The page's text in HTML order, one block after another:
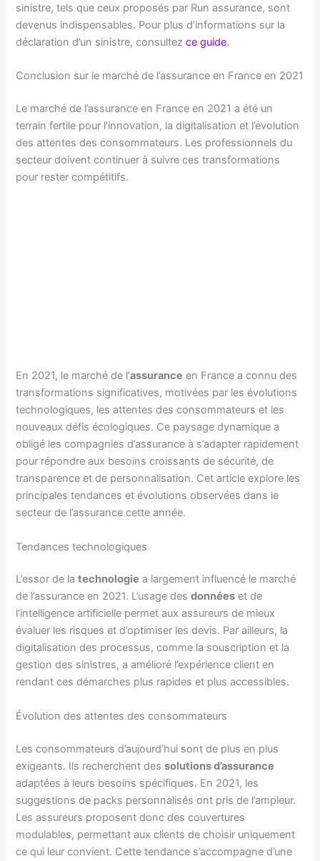
sinistre, tels que ceux proposés par Run assurance, sont
devenus indispensables. Pour plus d’informations sur la
déclaration d’un sinistre, consultezce guide.
Conclusion sur le marché de l’assurance en France en 2021
Le marché de l’assurance en France en 2021 a été un
terrain fertile pour l’innovation, la digitalisation et l’évolution
des attentes des consommateurs. Les professionnels du
secteur doivent continuer à suivre ces transformations
pour rester compétitifs.
En 2021, le marché de l’assurance en France a connu des
transformations significatives, motivées par les évolutions
technologiques, les attentes des consommateurs et les
nouveaux défis écologiques. Ce paysage dynamique a
obligé les compagnies d’assurance à s’adapter rapidement
pour répondre aux besoins croissants de sécurité, de
transparence et de personnalisation. Cet article explore les
principales tendances et évolutions observées dans le
secteur de l’assurance cette année.
Tendances technologiques
L’essor de latechnologie a largement influencé le marché
de l’assurance en 2021. L’usage desdonnées et de
l’intelligence artificielle permet aux assureurs de mieux
évaluer les risques et d’optimiser les devis. Par ailleurs, la
digitalisation des processus, comme la souscription et la
gestion des sinistres, a amélioré l’expérience client en
rendant ces démarches plus rapides et plus accessibles.
Évolution des attentes des consommateurs
Les consommateurs d’aujourd’hui sont de plus en plus
exigeants. Ils recherchent dessolutions d’assurance
adaptées à leurs besoins spécifiques. En 2021, les
suggestions de packs personnalisés ont pris de l’ampleur.
Les assureurs proposent donc des couvertures
modulables, permettant aux clients de choisir uniquement
ce qui leur convient. Cette tendance s’accompagne d’une